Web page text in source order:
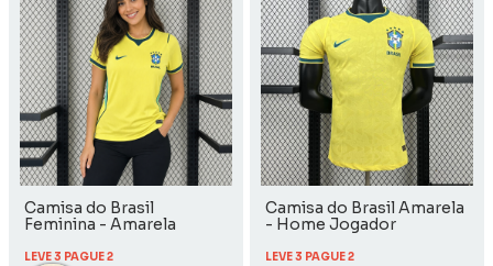
Camisa do Brasil
Feminina - Amarela
LEVE 3 PAGUE 2
Camisa do Brasil Amarela
- Home Jogador
LEVE 3 PAGUE 2